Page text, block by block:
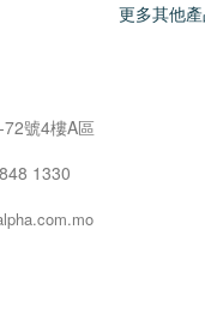
更多其他
號4樓A區
1330